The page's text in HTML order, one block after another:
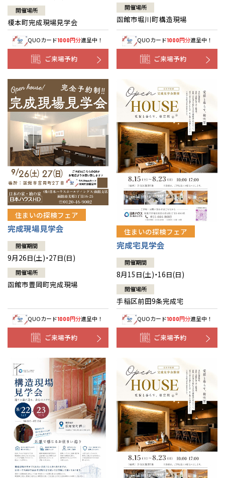
開催場所
榎本町完成現場見学会
QUOカード1000円分進呈中！
ご来場予約
開催場所
函館市堀川町構造現場
QUOカード1000円分進呈中！
ご来場予約
住まいの探検フェア
完成現場見学会
開催期間
9月26日(土)・27日(日)
開催場所
函館市豊岡町完成現場
QUOカード1000円分進呈中！
ご来場予約
住まいの探検フェア
完成宅見学会
開催期間
8月15日(土)・16日(日)
開催場所
手稲区前田9条完成宅
QUOカード1000円分進呈中！
ご来場予約
全国の展示場
北海道
札幌
東北
お近くのイベント
北海道
札幌
札幌
小樽
東北